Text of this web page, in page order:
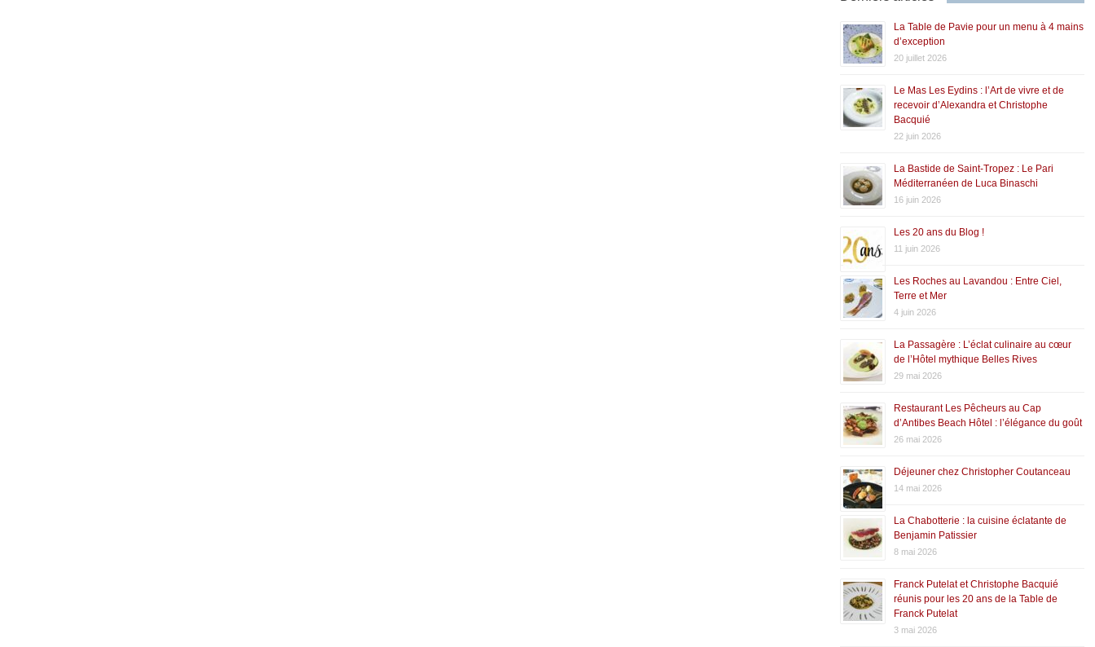
La Table de Pavie pour un menu à 4 mains
d’exception
20 juillet 2026
Le Mas Les Eydins : l’Art de vivre et de
recevoir d’Alexandra et Christophe
Bacquié
22 juin 2026
La Bastide de Saint-Tropez : Le Pari
Méditerranéen de Luca Binaschi
16 juin 2026
Les 20 ans du Blog !
11 juin 2026
Les Roches au Lavandou : Entre Ciel,
Terre et Mer
4 juin 2026
La Passagère : L’éclat culinaire au cœur
de l’Hôtel mythique Belles Rives
29 mai 2026
Restaurant Les Pêcheurs au Cap
d’Antibes Beach Hôtel : l’élégance du goût
26 mai 2026
Déjeuner chez Christopher Coutanceau
14 mai 2026
La Chabotterie : la cuisine éclatante de
Benjamin Patissier
8 mai 2026
Franck Putelat et Christophe Bacquié
réunis pour les 20 ans de la Table de
Franck Putelat
3 mai 2026